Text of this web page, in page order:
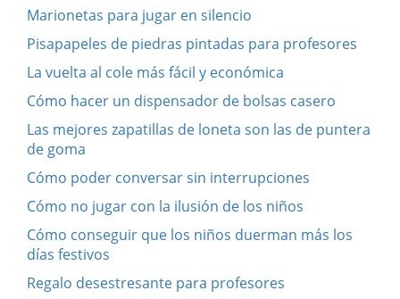
Marionetas para jugar en silencio
Pisapapeles de piedras pintadas para profesores
La vuelta al cole más fácil y económica
Cómo hacer un dispensador de bolsas casero
Las mejores zapatillas de loneta son las de puntera
de goma
Cómo poder conversar sin interrupciones
Cómo no jugar con la ilusión de los niños
Cómo conseguir que los niños duerman más los
días festivos
Regalo desestresante para profesores